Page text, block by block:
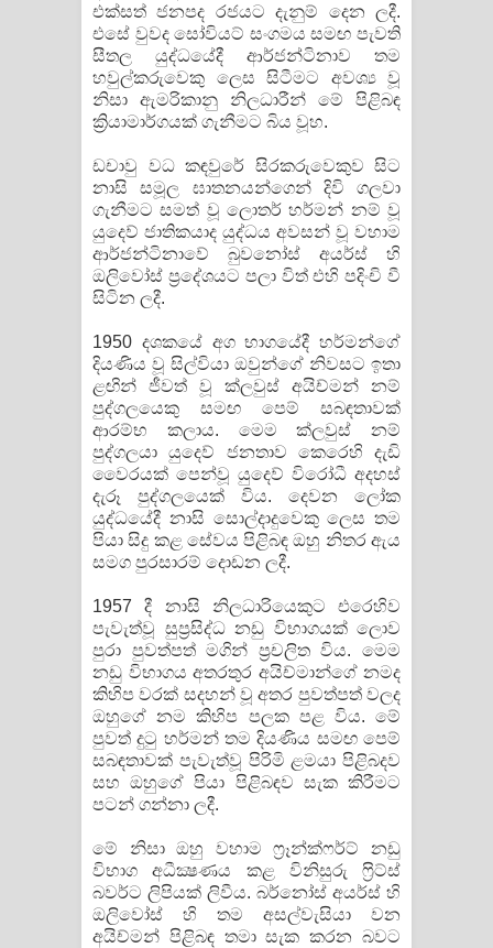
එක්සත් ජනපද රජයට දැනුම් දෙන ලදී.
එසේ වුවද සෝවියට් සංගමය සමඟ පැවති
සීතල යුද්ධයේදී ආර්ජන්ටිනාව තම
හවුල්කරුවෙකු ලෙස සිටීමට අවශ්‍ය වූ
නිසා ඇමරිකානු නිලධාරීන් මේ පිළිබඳ
ක්‍රියාමාර්ගයක් ගැනීමට බිය වූහ.
ඩචාවු වධ කඳවුරේ සිරකරුවෙකුව සිට
නාසි සමූල ඝාතනයන්ගෙන් දිවි ගලවා
ගැනීමට සමත් වූ ලොතර් හර්මන් නම් වූ
යුදෙව් ජාතිකයාද යුද්ධය අවසන් වූ වහාම
ආර්ජන්ටිනාවේ බුවනෝස් අයර්ස් හි
ඔලිවෝස් ප්‍රදේශයට පලා විත් එහි පදිංචි වී
සිටින ලදී.
1950 දශකයේ අග භාගයේදී හර්මන්ගේ
දියණිය වූ සිල්වියා ඔවුන්ගේ නිවසට ඉතා
ළඟින් ජීවත් වූ ක්ලවුස් අයිච්මන් නම්
පුද්ගලයෙකු සමඟ පෙම් සබඳතාවක්
ආරම්භ කලාය. මෙම ක්ලවුස් නම්
පුද්ගලයා යුදෙව් ජනතාව කෙරෙහි දැඩි
වෛරයක් පෙන්වූ යුදෙව් විරෝධී අදහස්
දැරූ පුද්ගලයෙක් විය. දෙවන ලෝක
යුද්ධයේදී නාසි සොල්දාදුවෙකු ලෙස තම
පියා සිදු කළ සේවය පිළිබඳ ඔහු නිතර ඇය
සමග පුරසාරම් දොඩන ලදී.
1957 දී නාසි නිලධාරියෙකුට එරෙහිව
පැවැත්වූ සුප්‍රසිද්ධ නඩු විභාගයක් ලොව
පුරා පුවත්පත් මගින් ප්‍රචලිත විය. මෙම
නඩු විභාගය අතරතුර අයිච්මාන්ගේ නමද
කිහිප වරක් සදහන් වූ අතර පුවත්පත් වලද
ඔහුගේ නම කිහිප පලක පළ විය. මේ
පුවත් දුටු හර්මන් තම දියණිය සමඟ පෙම්
සබඳතාවක් පැවැත්වූ පිරිමි ළමයා පිළිබදව
සහ ඔහුගේ පියා පිළිබඳව සැක කිරීමට
පටන් ගන්නා ලදී.
මේ නිසා ඔහු වහාම ෆ්‍රෑන්ක්ෆර්ට් නඩු
විභාග අධීක්‍ෂණය කළ විනිසුරු ෆ්‍රිට්ස්
බවර්ට ලිපියක් ලිවීය. බර්නෝස් අයර්ස් හි
ඔලිවෝස් හි තම අසල්වැසියා වන
අයිච්මන් පිළිබඳ තමා සැක කරන බවට